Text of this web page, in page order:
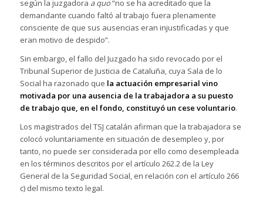
según la juzgadora a quo“no se ha acreditado que la
demandante cuando faltó al trabajo fuera plenamente
consciente de que sus ausencias eran injustificadas y que
eran motivo de despido”.
Sin embargo, el fallo del Juzgado ha sido revocado por el
Tribunal Superior de Justicia de Cataluña, cuya Sala de lo
Social ha razonado que la actuación empresarial vino
motivada por una ausencia de la trabajadora a su puesto
de trabajo que, en el fondo, constituyó un cese voluntario.
Los magistrados del TSJ catalán afirman que la trabajadora se
colocó voluntariamente en situación de desempleo y, por
tanto, no puede ser considerada por ello como desempleada
en los términos descritos por el artículo 262.2 de la Ley
General de la Seguridad Social, en relación con el artículo 266
c) del mismo texto legal.